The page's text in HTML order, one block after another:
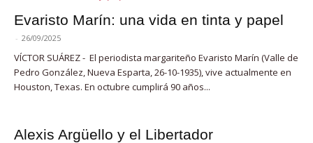
Evaristo Marín: una vida en tinta y papel
- 26/09/2025
VÍCTOR SUÁREZ - El periodista margariteño Evaristo Marín (Valle de
Pedro González, Nueva Esparta, 26-10-1935), vive actualmente en
Houston, Texas. En octubre cumplirá 90 años...
Alexis Argüello y el Libertador